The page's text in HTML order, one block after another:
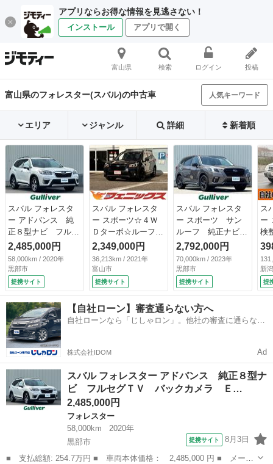
アプリならお得な情報を見逃さない！
インストール アプリで開く
富山県 検索 ログイン 投稿
富山県のフォレスター(スバル)の中古車 人気キーワード
エリア ジャンル 詳細 新着順
スバル フォレスタ
ー アドバンス 純
正８型ナビ フルセ
グＴＶ バックカメ
ラ ＥＴＣ 社外ド
ライブレコーダー
デジタルインナーミ
ラー 前席パワーシ
ート 全席シートヒ
ーター ＬＥＤヘッ
ドライト ルーフレ
ール 純正１８Ａ
Ｗ パワーバックド
2,485,000円
58,000km / 2020年
黒部市
提携サイト
スバル フォレスタ
ー スポーツ☆４Ｗ
Ｄターボ☆ルーフレ
ール☆Ｂカメラ☆試
乗ＯＫ☆ １オーナ
☆アイサイト☆４Ｗ
Ｄターボ☆ルーフレ
ール☆アダプティブ
クルコン☆シートヒ
ーター☆パワーテー
ルゲート☆ステアヒ
Ｂｌｕｅｔｏｏｔｈ
イ☆Ｆ・Ｓ・Ｒカメ
ラ☆試乗ＯＫ （な
し）
2,349,000円
36,213km / 2021年
富山市
提携サイト
スバル フォレスタ
ー スポーツ サン
ルーフ 純正ナビ
フルセグＴＶ バッ
ク・フロント・サイ
ドカメラ デジタル
インナーミラー ビ
ルトインＥＴＣ ド
ライブレコーダー
ハーフレザーシー
ト 全席ヒートシー
2,792,000円
70,000km / 2023年
黒部市
提携サイト
ス
ー
検
ア
ル
全
シ
ク
新
提
【自社ローン】審査通らない方へ
自社ローンなら「じしゃロン」。他社の審査に通らなか
株式会社IDOM Ad
スバル フォレスター アドバンス 純正８型ナ
ビ フルセグＴＶ バックカメラ Ｅ…
2,485,000円
フォレスター
58,000km
2020年
黒部市
提携サイト 8月3日
■ 支払総額: 254.7万円 ■ 車両本体価格： 2,485,000 円 ■ メーカ